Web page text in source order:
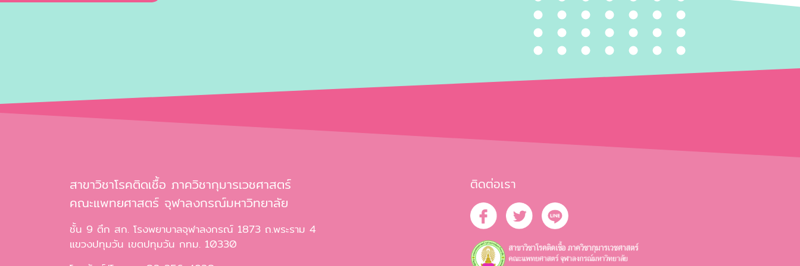
สาขาวิชาโรคติดเชื้อ ภาควิชากุมารเวชศาสตร์
คณะแพทยศาสตร์ จุฬาลงกรณ์มหาวิทยาลัย
ชั้น 9 ตึก สก. โรงพยาบาลจุฬาลงกรณ์ 1873 ถ.พระราม 4
แขวงปทุมวัน เขตปทุมวัน กทม. 10330
ติดต่อเรา